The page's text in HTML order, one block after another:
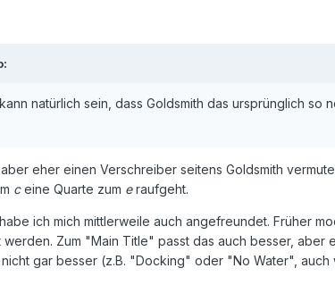
:
natürlich sein, dass Goldsmith das ursprünglich
eher einen Verschreiber seitens Goldsmith
ceine Quarte zum eraufgeht.
ich mich mittlerweile auch angefreundet. Früher
Zum "Main Title" passt das auch besser,
gar besser (z.B. "Docking" oder "No Water",